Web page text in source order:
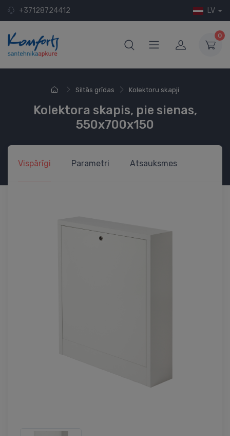
+37128724412 LV
0
Siltās grīdas Kolektoru skapji
Kolektora skapis, pie sienas,
550x700x150
Vispārīgi Parametri Atsauksmes